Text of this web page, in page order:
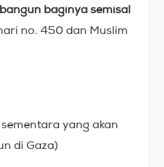
baginya semisal
no. 450 dan Muslim
yang akan
di Gaza)